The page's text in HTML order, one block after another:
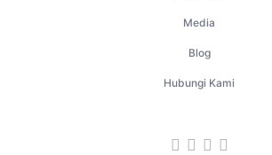
Media
Blog
Hubungi Kami